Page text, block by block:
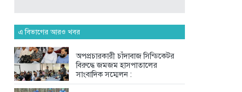
সরকারের রাজস্ব বৃদ্ধি এবং সাধারণ...
ফেসবুকে সমালোচনার ঝড়, দলীয়
কর্মীদের...
এ বিভাগের আরও খবর
অপপ্রচারকারী চাঁদাবাজ সিন্ডিকেটর
বিরুদ্ধে জমজম হাসপাতালের
সাংবাদিক সম্মেলন :